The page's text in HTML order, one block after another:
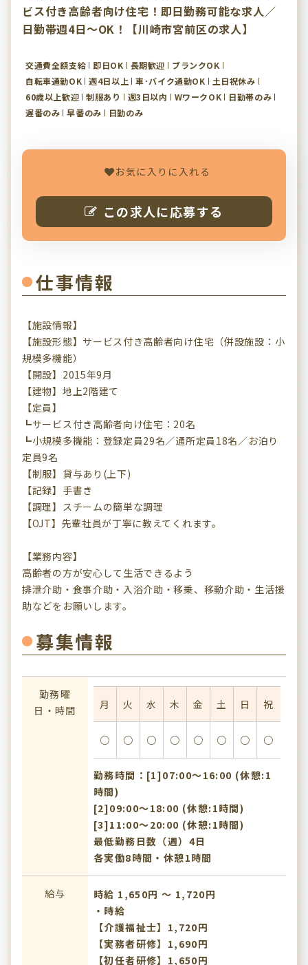
ビス付き高齢者向け住宅！即日勤務可能な求人／
日勤帯週4日～OK！【川崎市宮前区の求人】
交通費全額支給 即日OK 長期歓迎
ブランクOK
自転車通勤OK
週4日以上 車･バイク通勤OK
土日祝休み
60歳以上歓迎
制服あり 週3日以内 WワークOK
日勤帯のみ
遅番のみ
早番のみ 日勤のみ
お気に入りに入れる
この求人に応募する
仕事情報
【施設情報】
【施設形態】サービス付き高齢者向け住宅（併設施設：小
規模多機能）
【開設】2015年9月
【建物】地上2階建て
【定員】
┗サービス付き高齢者向け住宅：20名
┗小規模多機能：登録定員29名／通所定員18名／お泊り
定員9名
【制服】貸与あり(上下)
【記録】手書き
【調理】スチームの簡単な調理
【OJT】先輩社員が丁寧に教えてくれます。
【業務内容】
高齢者の方が安心して生活できるよう
排泄介助・食事介助・入浴介助・移乗、移動介助・生活援
助などをお願いします。
募集情報
勤務曜
日・時間
月 火 水 木 金 土 日 祝
○ ○ ○ ○ ○ ○ ○ ○
勤務時間：[1]07:00〜16:00 (休憩:1
時間)
[2]09:00〜18:00 (休憩:1時間)
[3]11:00〜20:00 (休憩:1時間)
最低勤務日数（週）4日
各実働8時間・休憩1時間
給与
時給 1,650円 〜 1,720円
・時給
【介護福祉士】1,720円
【実務者研修】1,690円
【初任者研修】1,650円